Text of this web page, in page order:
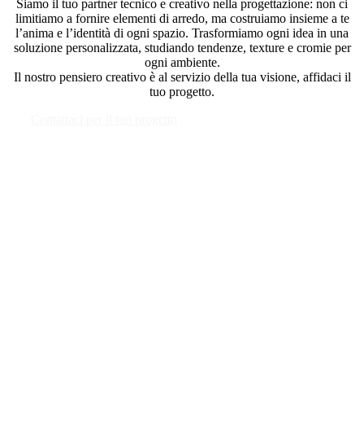
Siamo il tuo partner tecnico e creativo nella progettazione: non ci
limitiamo a fornire elementi di arredo, ma costruiamo insieme a te
l’anima e l’identità di ogni spazio. Trasformiamo ogni idea in una
soluzione personalizzata, studiando tendenze, texture e cromie per
ogni ambiente.
Il nostro pensiero creativo è al servizio della tua visione, affidaci il
tuo progetto.